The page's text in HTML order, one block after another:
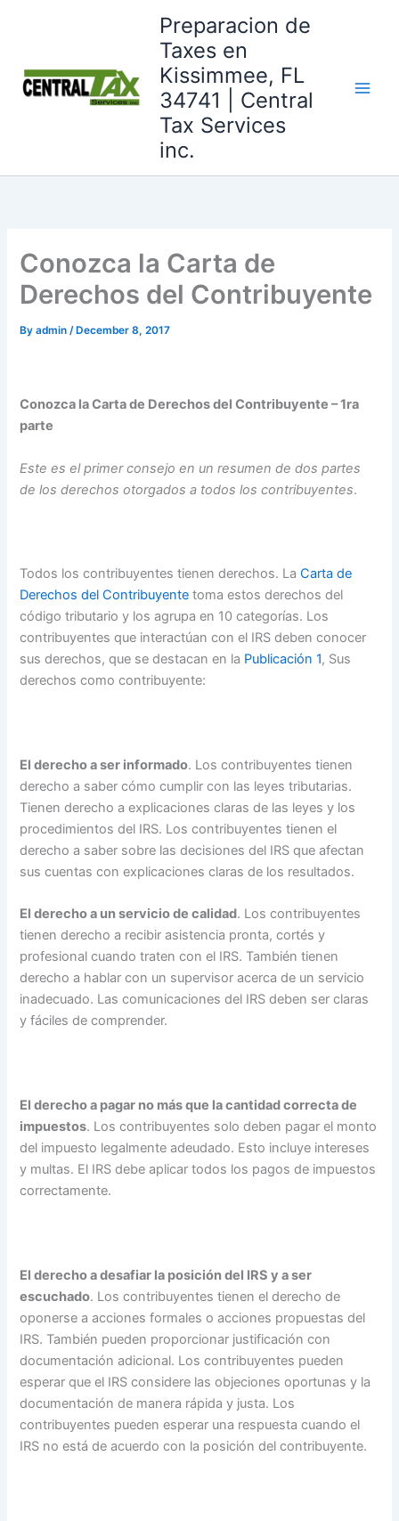
Preparacion de
Taxes en
Kissimmee, FL
34741 | Central
Tax Services
inc.
Conozca la Carta de
Derechos del Contribuyente
Byadmin/ December 8, 2017
Conozca la Carta de Derechos del Contribuyente – 1ra
parte
Este es el primer consejo en un resumen de dos partes
de los derechos otorgados a todos los contribuyentes.
Todos los contribuyentes tienen derechos. LaCarta de
Derechos del Contribuyente toma estos derechos del
código tributario y los agrupa en 10 categorías. Los
contribuyentes que interactúan con el IRS deben conocer
sus derechos, que se destacan en la Publicación 1, Sus
derechos como contribuyente:
El derecho a ser informado. Los contribuyentes tienen
derecho a saber cómo cumplir con las leyes tributarias.
Tienen derecho a explicaciones claras de las leyes y los
procedimientos del IRS. Los contribuyentes tienen el
derecho a saber sobre las decisiones del IRS que afectan
sus cuentas con explicaciones claras de los resultados.
El derecho a un servicio de calidad. Los contribuyentes
tienen derecho a recibir asistencia pronta, cortés y
profesional cuando traten con el IRS. También tienen
derecho a hablar con un supervisor acerca de un servicio
inadecuado. Las comunicaciones del IRS deben ser claras
y fáciles de comprender.
El derecho a pagar no más que la cantidad correcta de
impuestos. Los contribuyentes solo deben pagar el monto
del impuesto legalmente adeudado. Esto incluye intereses
y multas. El IRS debe aplicar todos los pagos de impuestos
correctamente.
El derecho a desafiar la posición del IRS y a ser
escuchado. Los contribuyentes tienen el derecho de
oponerse a acciones formales o acciones propuestas del
IRS. También pueden proporcionar justificación con
documentación adicional. Los contribuyentes pueden
esperar que el IRS considere las objeciones oportunas y la
documentación de manera rápida y justa. Los
contribuyentes pueden esperar una respuesta cuando el
IRS no está de acuerdo con la posición del contribuyente.